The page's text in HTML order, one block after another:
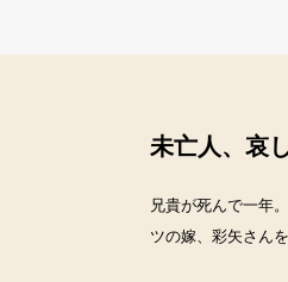
未亡人、哀
兄貴が死んで一年
ツの嫁、彩矢さん